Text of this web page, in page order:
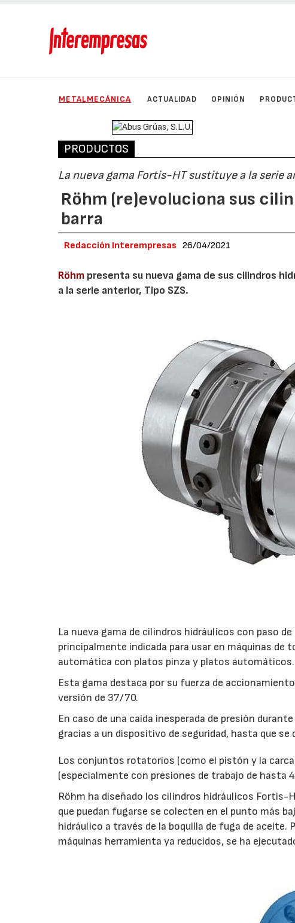
METALMECÁNICA ACTUALIDAD OPINIÓN
PRODUCTOS
La nueva gama Fortis-HT sustituye a la serie
Röhm (re)evoluciona sus
barra
Redacción Interempresas 26/04/2021
Röhm presenta su nueva gama de sus cilindros
a la serie anterior, Tipo SZS.
La nueva gama de cilindros hidráulicos con paso
principalmente indicada para usar en máquinas de
automática con platos pinza y platos automáticos.
Esta gama destaca por su fuerza de
versión de 37/70.
En caso de una caída inesperada de presión
gracias a un dispositivo de seguridad, hasta que se
Los conjuntos rotatorios (como el pistón y la
(especialmente con presiones de trabajo de hasta
Röhm ha diseñado los cilindros hidráulicos
que puedan fugarse se colecten en el punto más
hidráulico a través de la boquilla de fuga de
máquinas herramienta ya reducidos, se ha